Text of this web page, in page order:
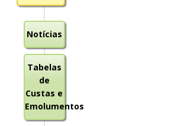
Notícias
Tabelas
de
Custas e
Emolumentos